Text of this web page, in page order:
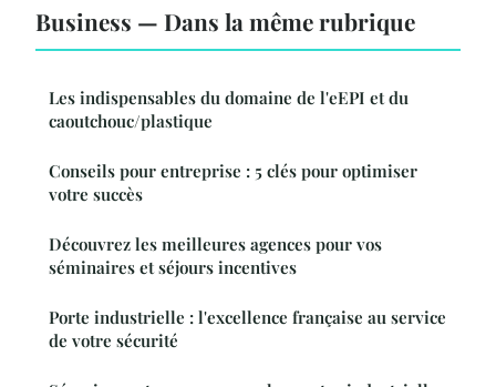
Business — Dans la même rubrique
Les indispensables du domaine de l'eEPI et du
caoutchouc/plastique
Conseils pour entreprise : 5 clés pour optimiser
votre succès
Découvrez les meilleures agences pour vos
séminaires et séjours incentives
Porte industrielle : l'excellence française au service
de votre sécurité